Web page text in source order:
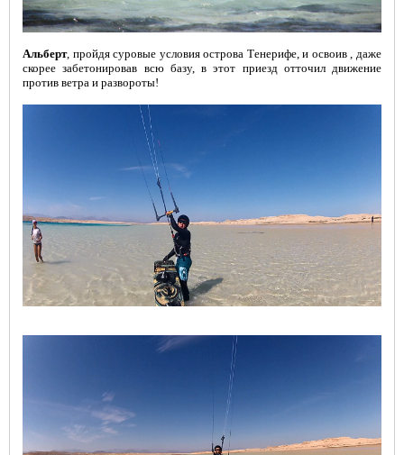
Альберт, пройдя суровые условия острова Тенерифе, и освоив , даже
скорее забетонировав всю базу, в этот приезд отточил движение
против ветра и развороты!